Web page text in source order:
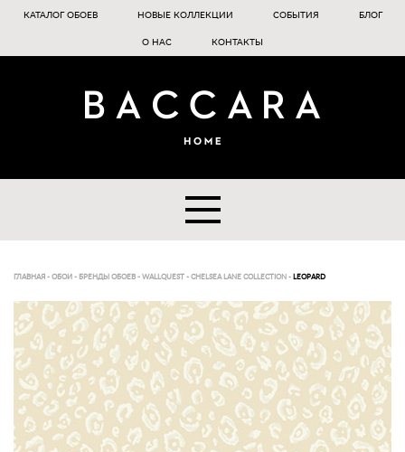
КАТАЛОГ ОБОЕВ НОВЫЕ КОЛЛЕКЦИИ СОБЫТИЯ БЛОГ
О НАС КОНТАКТЫ
ГЛАВНАЯ - ОБОИ - БРЕНДЫ ОБОЕВ - WALLQUEST - CHELSEA LANE COLLECTION - LEOPARD